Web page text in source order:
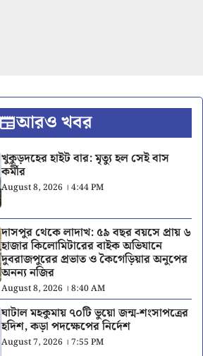
আরও খবর
খুকুড়দহের হাইট বার: মৃত্যু হল সেই বাস
কর্মীর
August 8, 2026 । 4:44 PM
দাসপুর থেকে লাদাখ: ৫৯ বছর বয়সে প্রায় ৬
হাজার কিলোমিটারের বাইক অভিযানে
দুবরাজপুরের প্রভাত ও কৈগেড়িয়ার অনুপের
অনন্য নজির
August 8, 2026 । 8:40 AM
ঘাটাল মহকুমায় ৭০টি ভুয়ো জন্ম-শংসাপত্রের
হদিশ, কড়া পদক্ষেপের নির্দেশ
August 7, 2026 । 7:55 PM